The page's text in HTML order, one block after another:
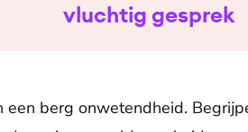
vluchtig gesprek
berg onwetendheid.